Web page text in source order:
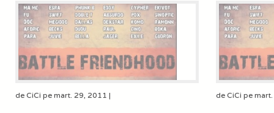
de CiCi pe mart. 29, 2011 | de CiCi pe